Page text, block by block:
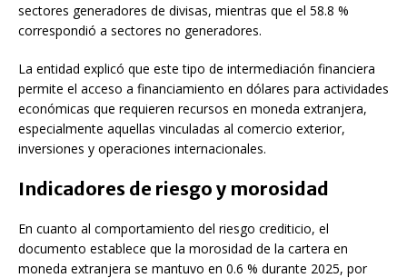
sectores generadores de divisas, mientras que el 58.8 %
correspondió a sectores no generadores.
La entidad explicó que este tipo de intermediación financiera
permite el acceso a financiamiento en dólares para actividades
económicas que requieren recursos en moneda extranjera,
especialmente aquellas vinculadas al comercio exterior,
inversiones y operaciones internacionales.
Indicadores de riesgo y morosidad
En cuanto al comportamiento del riesgo crediticio, el
documento establece que la morosidad de la cartera en
moneda extranjera se mantuvo en 0.6 % durante 2025, por